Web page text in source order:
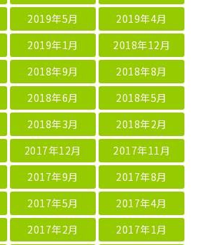
2019年5月
2019年4月
2019年1月
2018年12月
2018年9月
2018年8月
2018年6月
2018年5月
2018年3月
2018年2月
2017年12月
2017年11月
2017年9月
2017年8月
2017年5月
2017年4月
2017年2月
2017年1月